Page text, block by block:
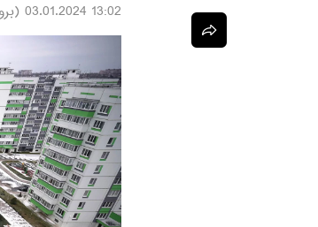
13:02 03.01.2024